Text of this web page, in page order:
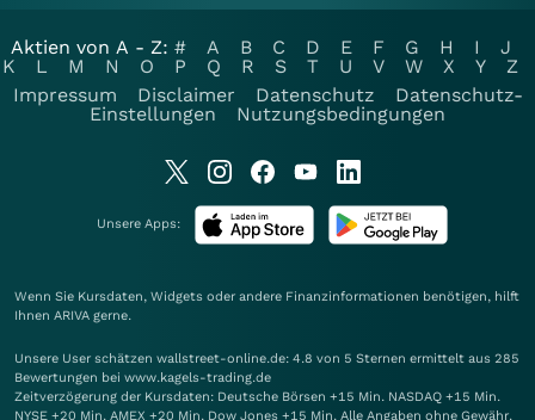
Aktien von A - Z: # A B C D E F G H I
J
K
L M N O P Q R S T U V W X Y
Z
Impressum
Disclaimer Datenschutz
Datenschutz-
Einstellungen
Nutzungsbedingungen
Unsere Apps:
Wenn Sie Kursdaten, Widgets oder andere Finanzinformationen benötigen, hilft
Ihnen ARIVA gerne.
Unsere User schätzen wallstreet-online.de: 4.8 von 5 Sternen ermittelt aus 285
Bewertungen bei www.kagels-trading.de
Zeitverzögerung der Kursdaten: Deutsche Börsen +15 Min. NASDAQ +15 Min.
NYSE +20 Min. AMEX +20 Min. Dow Jones +15 Min. Alle Angaben ohne Gewähr.